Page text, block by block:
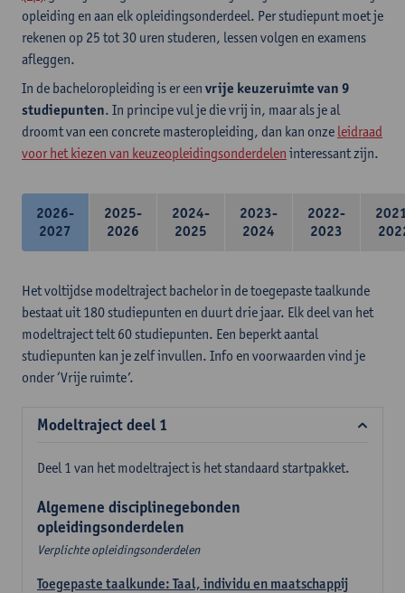
opleiding en aan elk opleidingsonderdeel. Per studiepunt moet je
rekenen op 25 tot 30 uren studeren, lessen volgen en examens
afleggen.
In de bacheloropleiding is er een vrije keuzeruimte van 9
studiepunten. In principe vul je die vrij in, maar als je al
droomt van een concrete masteropleiding, dan kan onze leidraad
voor het kiezen van keuzeopleidingsonderdelen interessant zijn.
2026-
2027
2025-
2026
2024-
2025
2023-
2024
2022-
2023
Het voltijdse modeltraject bachelor in de toegepaste taalkunde
bestaat uit 180 studiepunten en duurt drie jaar. Elk deel van het
modeltraject telt 60 studiepunten. Een beperkt aantal
studiepunten kan je zelf invullen. Info en voorwaarden vind je
onder ‘Vrije ruimte’.
Modeltraject deel 1
Deel 1 van het modeltraject is het standaard startpakket.
Algemene disciplinegebonden
opleidingsonderdelen
Verplichte opleidingsonderdelen
Toegepaste taalkunde: Taal, individu en maatschappij